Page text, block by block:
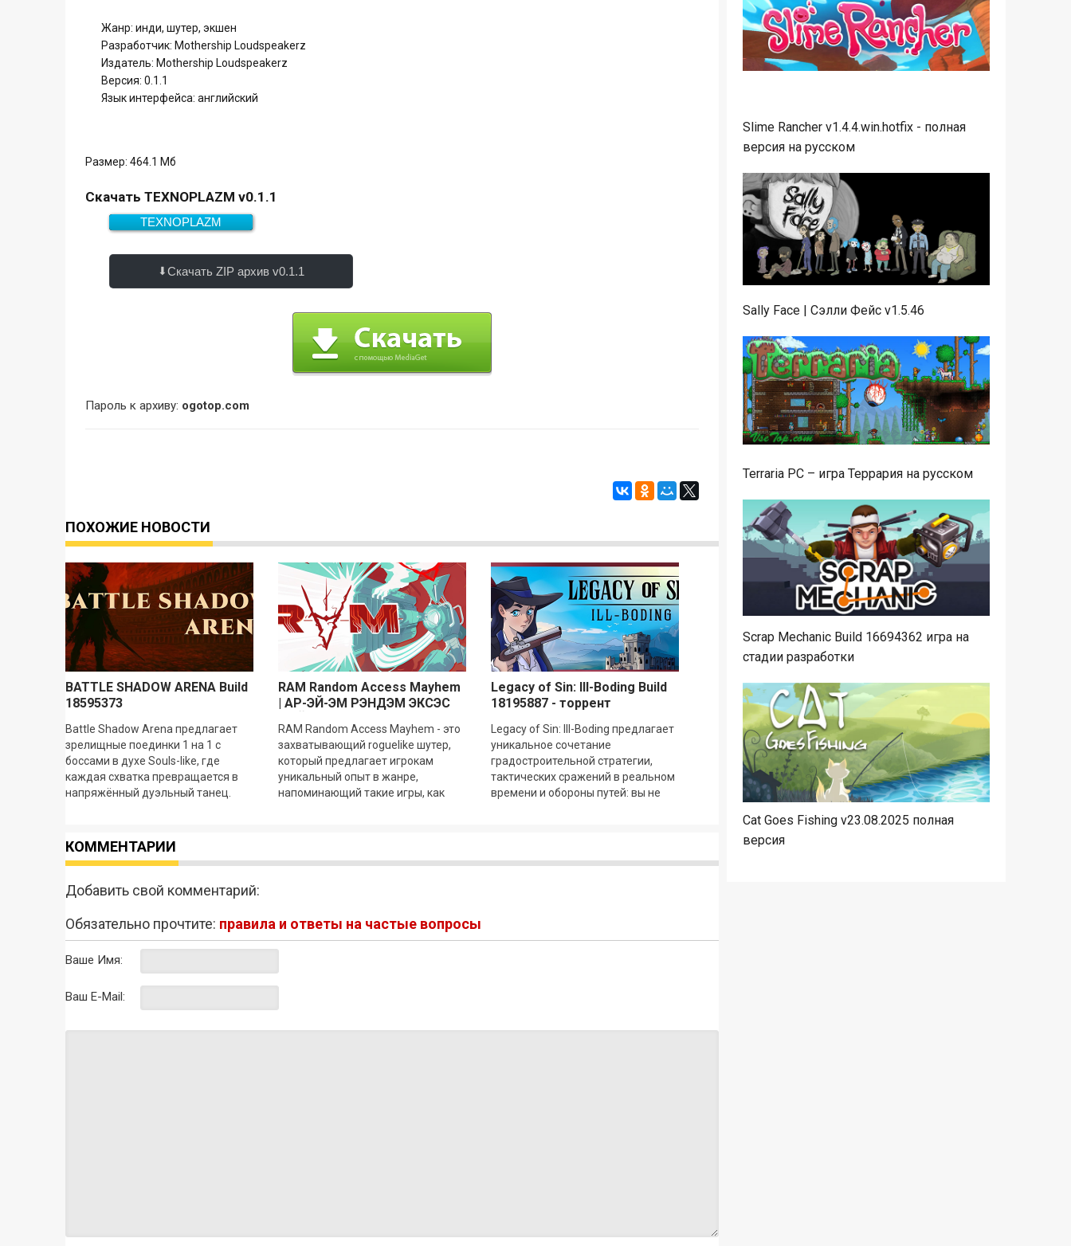
Жанр: инди, шутер, экшен
Разработчик: Mothership Loudspeakerz
Издатель: Mothership Loudspeakerz
Версия: 0.1.1
Язык интерфейса: английский
Размер: 464.1 Мб
Скачать TEXNOPLAZM v0.1.1
TEXNOPLAZM
464.1 Мб
Скачать
Скачать ZIP архив v0.1.1
Пароль к архиву: ogotop.com
ПОХОЖИЕ НОВОСТИ
BATTLE SHADOW ARENA Build
18595373
Battle Shadow Arena предлагает
зрелищные поединки 1 на 1 с
боссами в духе Souls-like, где
каждая схватка превращается в
напряжённый дуэльный танец.
RAM Random Access Mayhem
| АР-ЭЙ-ЭМ РЭНДЭМ ЭКСЭС
RAM Random Access Mayhem - это
захватывающий roguelike шутер,
который предлагает игрокам
уникальный опыт в жанре,
напоминающий такие игры, как
Legacy of Sin: Ill-Boding Build
18195887 - торрент
Legacy of Sin: Ill-Boding предлагает
уникальное сочетание
градостроительной стратегии,
тактических сражений в реальном
времени и обороны путей: вы не
КОММЕНТАРИИ
Добавить свой комментарий:
Обязательно прочтите: правила и ответы на частые вопросы
Ваше Имя:
Ваш E-Mail:
Slime Rancher v1.4.4.win.hotfix - полная
версия на русском
Sally Face | Сэлли Фейс v1.5.46
Terraria PC – игра Террария на русском
Scrap Mechanic Build 16694362 игра на
стадии разработки
Cat Goes Fishing v23.08.2025 полная
версия